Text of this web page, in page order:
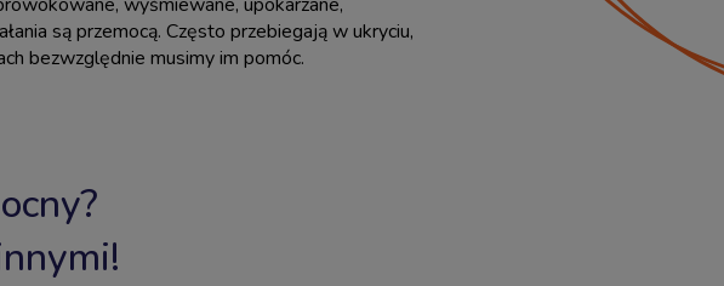
są przemocą. Często przebiegają w ukryciu,
bezwzględnie musimy im pomóc.